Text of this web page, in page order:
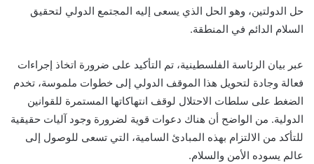
حل الدولتين، وهو الحل الذي يسعى إليه المجتمع الدولي لتحقيق
السلام الدائم في المنطقة.
عبر بيان الرئاسة الفلسطينية، تم التأكيد على ضرورة اتخاذ إجراءات
فعالة وجادة لتحويل هذا الموقف الدولي إلى خطوات ملموسة، تخدم
الضغط على سلطات الاحتلال لوقف انتهاكاتها المستمرة للقوانين
الدولية. من الواضح أن هناك دعوات قوية لضرورة وجود آليات حقيقية
للتأكد من الالتزام بهذه المبادئ السامية، التي تسعى للوصول إلى
عالم يسوده الأمن والسلام.